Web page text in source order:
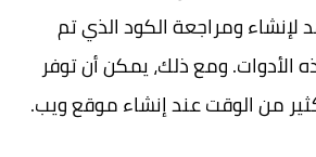
ومراجعة الكود الذي تم
الأدوات. ومع ذلك، يمكن أن توفر
من الوقت عند إنشاء موقع ويب.